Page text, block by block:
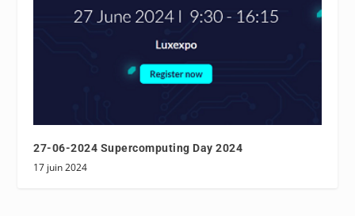
27-06-2024 Supercomputing Day 2024
17 juin 2024